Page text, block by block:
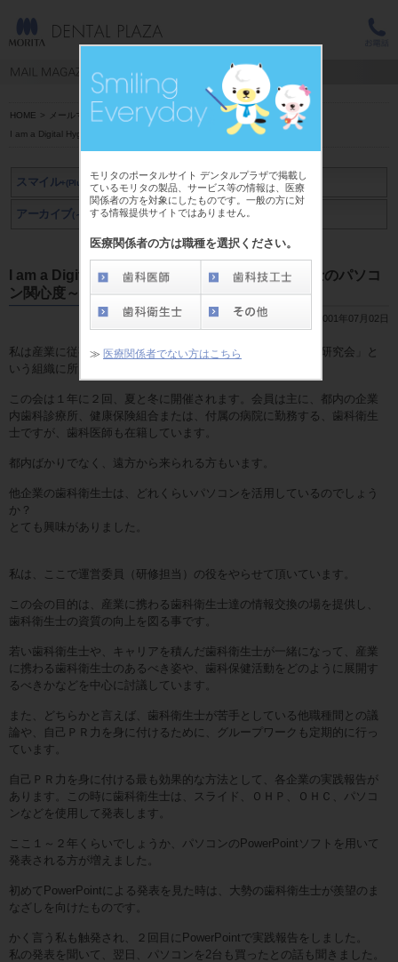
モリタのポータルサイト デンタルプラザで掲載し
ているモリタの製品、サービス等の情報は、医療
関係者の方を対象にしたものです。一般の方に対
する情報提供サイトではありません。
医療関係者の方は職種を選択ください。
≫ 医療関係者でない方はこちら
HOME > メールマガジン スマイル+(Plus) 深川 優子 先生>
I am a Digital Hygienist !?（２） ～ 歯科衛生士のパソコン関心度～
スマイル+(Plus)
アーカイブ(～2019年3月) アーカイブ
I am a Digital Hygienist !?（２） ～ 歯科衛生士のパソコ
ン関心度～
2001年07月02日
私は産業に従事している歯科衛生士ですが、「産業歯科保健研究会」と
いう組織に所属しています。
この会は１年に２回、夏と冬に開催されます。会員は主に、都内の企業
内歯科診療所、健康保険組合または、付属の病院に勤務する、歯科衛生
士ですが、歯科医師も在籍しています。
都内ばかりでなく、遠方から来られる方もいます。
他企業の歯科衛生士は、どれくらいパソコンを活用しているのでしょう
か？
とても興味がありました。
私は、ここで運営委員（研修担当）の役をやらせて頂いています。
この会の目的は、産業に携わる歯科衛生士達の情報交換の場を提供し、
歯科衛生士の資質の向上を図る事です。
若い歯科衛生士や、キャリアを積んだ歯科衛生士が一緒になって、産業
に携わる歯科衛生士のあるべき姿や、歯科保健活動をどのように展開す
るべきかなどを中心に討議しています。
また、どちらかと言えば、歯科衛生士が苦手としている他職種間との議
論や、自己ＰＲ力を身に付けるために、グループワークも定期的に行っ
ています。
自己ＰＲ力を身に付ける最も効果的な方法として、各企業の実践報告が
あります。この時に歯科衛生士は、スライド、ＯＨＰ、ＯＨＣ、パソコ
ンなどを使用して発表します。
ここ１～２年くらいでしょうか、パソコンのPowerPointソフトを用いて
発表される方が増えました。
初めてPowerPointによる発表を見た時は、大勢の歯科衛生士が羨望のま
なざしを向けたものです。
かく言う私も触発され、２回目にPowerPointで実践報告をしました。
私の発表を聞いて、翌日、パソコンを2台も買ったとの話も聞きました。